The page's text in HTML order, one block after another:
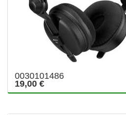
0030101486
19,00 €